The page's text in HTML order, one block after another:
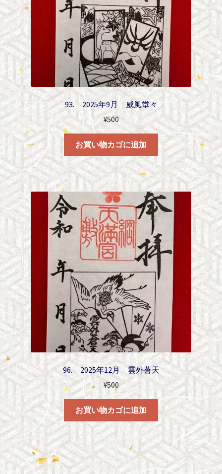
93. 2025年9月 威風堂々
¥500
お買い物カゴに追加
96. 2025年12月 雲外蒼天
¥500
お買い物カゴに追加